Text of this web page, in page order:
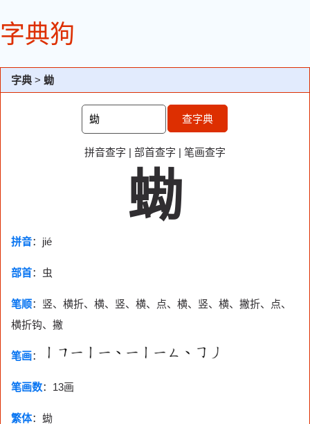
字典狗
字典 > 蜐
查字典
拼音查字 | 部首查字 | 笔画查字
蜐
拼音：jié
部首： 虫
笔顺：竖、横折、横、竖、横、点、横、竖、横、撇折、点、
横折钩、撇
笔画：
笔画数： 13画
繁体：蜐